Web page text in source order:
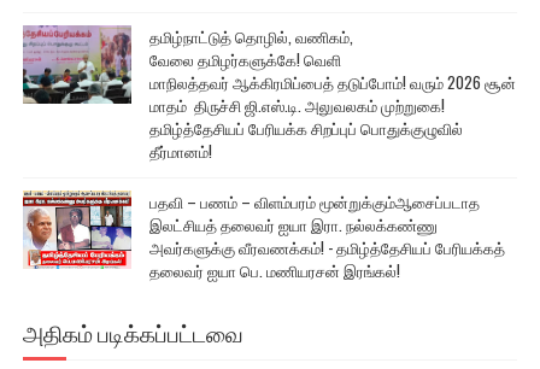
தமிழ்நாட்டுத் தொழில், வணிகம்,
வேலை தமிழர்களுக்கே! வெளி
மாநிலத்தவர் ஆக்கிரமிப்பைத் தடுப்போம்! வரும் 2026 சூன்
மாதம் திருச்சி ஜி.எஸ்.டி. அலுவலகம் முற்றுகை!
தமிழ்த்தேசியப் பேரியக்க சிறப்புப் பொதுக்குழுவில்
தீர்மானம்!
பதவி – பணம் – விளம்பரம் மூன்றுக்கும்ஆசைப்படாத
இலட்சியத் தலைவர் ஐயா இரா. நல்லக்கண்ணு
அவர்களுக்கு வீரவணக்கம்! - தமிழ்த்தேசியப் பேரியக்கத்
தலைவர் ஐயா பெ. மணியரசன் இரங்கல்!
அதிகம் படிக்கப்பட்டவை